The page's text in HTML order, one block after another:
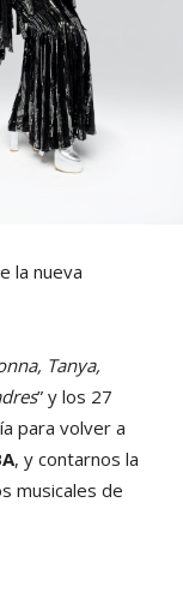
la nueva
Tanya,
” y los 27
para volver a
, y contarnos la
musicales de